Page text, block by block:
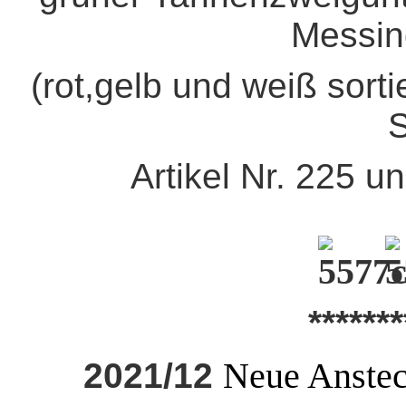
(rot,gelb und weiß
Artikel Nr. 225
2021/12 Neue